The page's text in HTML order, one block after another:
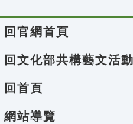
回官網首頁
回文化部共構藝文活
回首頁
網站導覽